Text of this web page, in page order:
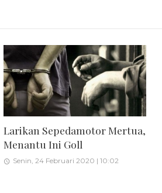
Larikan Sepedamotor Mertua,
Menantu Ini Goll
Senin, 24 Februari 2020 | 10:02